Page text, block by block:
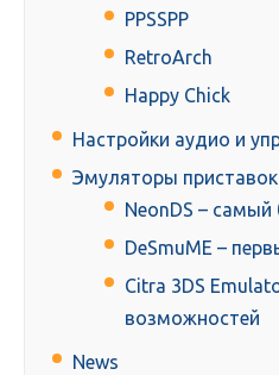
PPSSPP
RetroArch
Happy Chick
Настройки аудио и
Эмуляторы
NeonDS –
DeSmuME –
Citra 3DS
возможностей
News